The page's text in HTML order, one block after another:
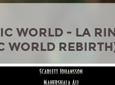
WORLD - LA
WORLD